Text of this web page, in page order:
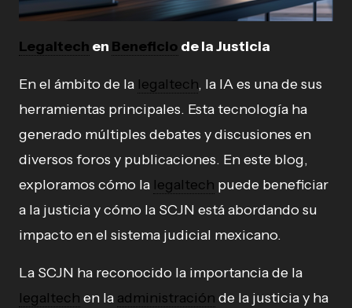
Legaltech en Beneficio de la Justicia
En el ámbito de la legaltech, la IA es una de sus
herramientas principales. Esta tecnología ha
generado múltiples debates y discusiones en
diversos foros y publicaciones. En este blog,
exploramos cómo la legaltech puede beneficiar
a la justicia y cómo la SCJN está abordando su
impacto en el sistema judicial mexicano.
La SCJN ha reconocido la importancia de la
legaltech en la administración de la justicia y ha